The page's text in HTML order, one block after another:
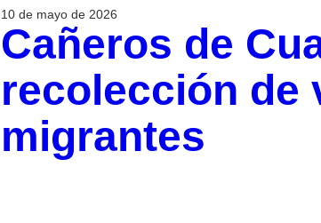
10 de mayo de 2026
Cañeros de
recolección de
migrantes